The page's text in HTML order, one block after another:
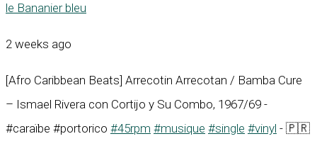
le Bananier bleu
2 weeks ago
[Afro Caribbean Beats] Arrecotin Arrecotan / Bamba Cure
– Ismael Rivera con Cortijo y Su Combo, 1967/69 -
#caraïbe #portorico #45rpm #musique #single #vinyl - 🇵🇷